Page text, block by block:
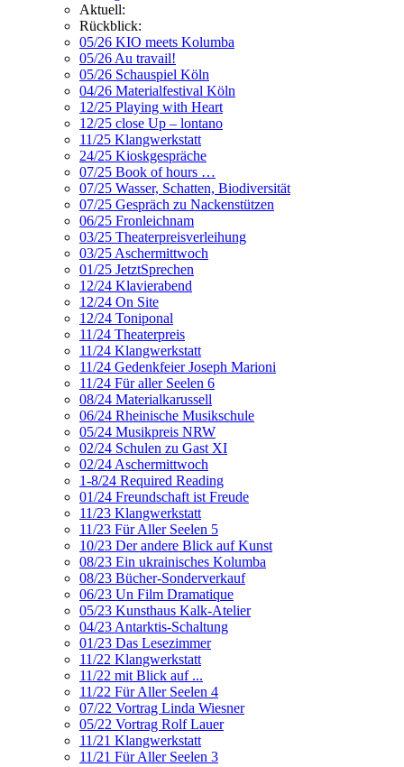
Aktuell:
Rückblick:
05/26 KIO meets Kolumba
05/26 Au travail!
05/26 Schauspiel Köln
04/26 Materialfestival Köln
12/25 Playing with Heart
12/25 close Up – lontano
11/25 Klangwerkstatt
24/25 Kioskgespräche
07/25 Book of hours …
07/25 Wasser, Schatten, Biodiversität
07/25 Gespräch zu Nackenstützen
06/25 Fronleichnam
03/25 Theaterpreisverleihung
03/25 Aschermittwoch
01/25 JetztSprechen
12/24 Klavierabend
12/24 On Site
12/24 Toniponal
11/24 Theaterpreis
11/24 Klangwerkstatt
11/24 Gedenkfeier Joseph Marioni
11/24 Für aller Seelen 6
08/24 Materialkarussell
06/24 Rheinische Musikschule
05/24 Musikpreis NRW
02/24 Schulen zu Gast XI
02/24 Aschermittwoch
1-8/24 Required Reading
01/24 Freundschaft ist Freude
11/23 Klangwerkstatt
11/23 Für Aller Seelen 5
10/23 Der andere Blick auf Kunst
08/23 Ein ukrainisches Kolumba
08/23 Bücher-Sonderverkauf
06/23 Un Film Dramatique
05/23 Kunsthaus Kalk-Atelier
04/23 Antarktis-Schaltung
01/23 Das Lesezimmer
11/22 Klangwerkstatt
11/22 mit Blick auf ...
11/22 Für Aller Seelen 4
07/22 Vortrag Linda Wiesner
05/22 Vortrag Rolf Lauer
11/21 Klangwerkstatt
11/21 Für Aller Seelen 3